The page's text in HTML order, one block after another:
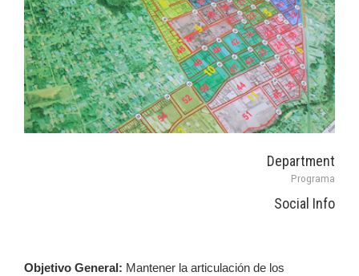
Department
Programa
Social Info
Objetivo General: Mantener la articulación de los